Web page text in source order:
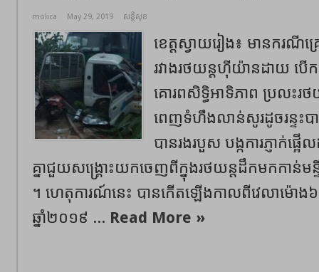
molica May 29, 2019 សន្តិសុខ
ខេត្តស្វាយរៀង៖ មានករណីគ្រ
រវាងរថយន្តហ៊ីយ៉ានដាយ បើក
គោរពសិទ្ធិអាទិភាព ប្រលះរ
ពេញទំហឹងលាន់សូរដូចរន្ទះ
បានរងរបួស បង្កការភ្ញាក់ផ្អ
គ្នាជួយសង្គ្រោះយកចេញពីក្នុងរថយន្តដឹកមកកាន់មន្
។ ហេតុការណ៍នេះ បានកើតឡើងកាលពីវេលាម៉ោង៦
ឆ្នាំ២០១៩ ... Read More »